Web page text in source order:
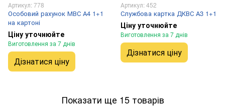
Артикул: 778
Особовий рахунок МВС А4 1+1
на картоні
Ціну уточнюйте
Виготовлення за 7 днів
Дізнатися ціну
Артикул: 452
Службова картка ДКВС А3 1+1
Ціну уточнюйте
Виготовлення за 7 днів
Дізнатися ціну
Показати ще 15 товарів